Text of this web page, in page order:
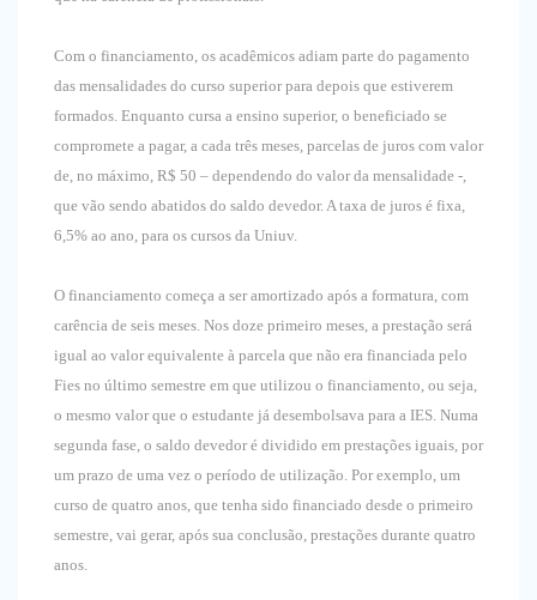
Com o financiamento, os acadêmicos adiam parte do pagamento
das mensalidades do curso superior para depois que estiverem
formados. Enquanto cursa a ensino superior, o beneficiado se
compromete a pagar, a cada três meses, parcelas de juros com valor
de, no máximo, R$ 50 – dependendo do valor da mensalidade -,
que vão sendo abatidos do saldo devedor. A taxa de juros é fixa,
6,5% ao ano, para os cursos da Uniuv.
O financiamento começa a ser amortizado após a formatura, com
carência de seis meses. Nos doze primeiro meses, a prestação será
igual ao valor equivalente à parcela que não era financiada pelo
Fies no último semestre em que utilizou o financiamento, ou seja,
o mesmo valor que o estudante já desembolsava para a IES. Numa
segunda fase, o saldo devedor é dividido em prestações iguais, por
um prazo de uma vez o período de utilização. Por exemplo, um
curso de quatro anos, que tenha sido financiado desde o primeiro
semestre, vai gerar, após sua conclusão, prestações durante quatro
anos.